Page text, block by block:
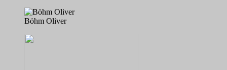
Böhm Oliver